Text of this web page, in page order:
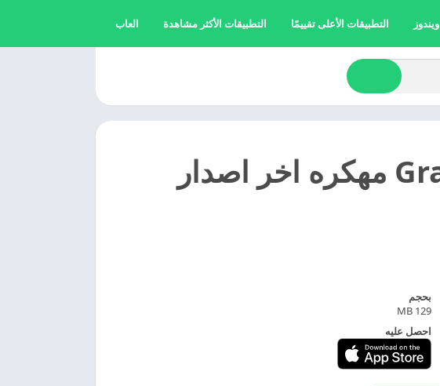
ويندوز التطبيقات الأعلى تقييمًا التطبيقات الأكثر مشاهدة العاب
تحميل لعبه جراني 2025 Granny مهكره اخر اصدار
بحجم
129 MB
احصل عليه